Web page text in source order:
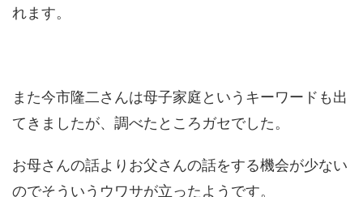
れます。
また今市隆二さんは母子家庭というキーワードも出
てきましたが、調べたところガセでした。
お母さんの話よりお父さんの話をする機会が少ない
のでそういうウワサが立ったようです。